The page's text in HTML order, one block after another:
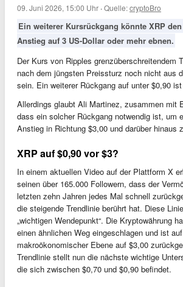
09. Juni 2026, 15:00 Uhr ·Quelle:cryptoBro
Ein weiterer Kursrückgang könnte XRP
Anstieg auf 3 US-Dollar oder mehr ebnen.
Der Kurs von Ripples grenzüberschreitendem
nach dem jüngsten Preissturz noch nicht aus
sein. Ein weiterer Rückgang auf unter $0,90
Allerdings glaubt Ali Martinez, zusammen mit
dass ein solcher Rückgang notwendig ist, um
Anstieg in Richtung $3,00 und darüber hinaus
XRP auf $0,90 vor $3?
In einem aktuellen Video auf der Plattform X
seinen über 165.000 Followern, dass der
letzten zehn Jahren jedes Mal schnell
die steigende Trendlinie berührt hat. Diese
„wichtigen Wendepunkt“. Die Kryptowährung
einen ähnlichen Weg eingeschlagen und ist auf
makroökonomischer Ebene auf $3,00
Trendlinie stellt nun die nächste wichtige
die sich zwischen $0,70 und $0,90 befindet.